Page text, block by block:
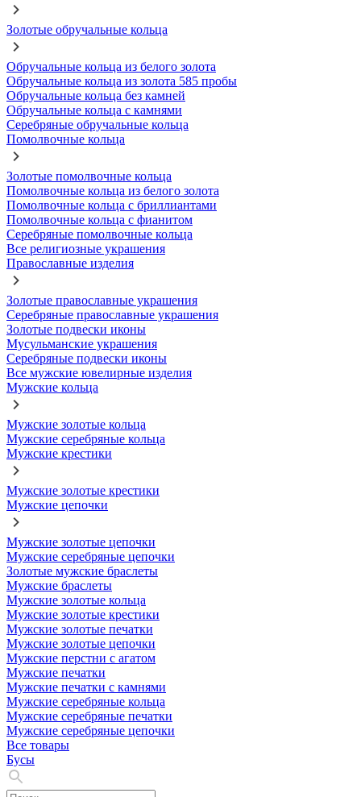
Золотые обручальные кольца
Обручальные кольца из белого золота
Обручальные кольца из золота 585 пробы
Обручальные кольца без камней
Обручальные кольца с камнями
Серебряные обручальные кольца
Помолвочные кольца
Золотые помолвочные кольца
Помолвочные кольца из белого золота
Помолвочные кольца с бриллиантами
Помолвочные кольца с фианитом
Серебряные помолвочные кольца
Все религиозные украшения
Православные изделия
Золотые православные украшения
Серебряные православные украшения
Золотые подвески иконы
Мусульманские украшения
Серебряные подвески иконы
Все мужские ювелирные изделия
Мужские кольца
Мужские золотые кольца
Мужские серебряные кольца
Мужские крестики
Мужские золотые крестики
Мужские цепочки
Мужские золотые цепочки
Мужские серебряные цепочки
Золотые мужские браслеты
Мужские браслеты
Мужские золотые кольца
Мужские золотые крестики
Мужские золотые печатки
Мужские золотые цепочки
Мужские перстни с агатом
Мужские печатки
Мужские печатки с камнями
Мужские серебряные кольца
Мужские серебряные печатки
Мужские серебряные цепочки
Все товары
Бусы